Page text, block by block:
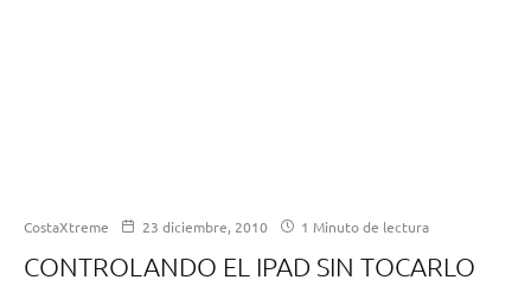
CostaXtreme 23 diciembre, 2010 1 Minuto de lectura
CONTROLANDO EL IPAD SIN TOCARLO